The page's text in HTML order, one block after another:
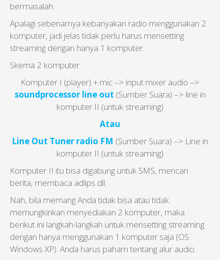
bermasalah.
Apalagi sebenarnya kebanyakan radio menggunakan 2
komputer, jadi jelas tidak perlu harus mensetting
streaming dengan hanya 1 komputer.
Skema 2 komputer :
Komputer I (player) + mic –> input mixer audio –>
soundprocessor line out (Sumber Suara) –> line in
komputer II (untuk streaming)
Atau
Line Out Tuner radio FM (Sumber Suara) –> Line in
komputer II (untuk streaming)
Komputer II itu bisa digabung untuk SMS, mencari
berita, membaca adlips dll.
Nah, bila memang Anda tidak bisa atau tidak
memungkinkan menyediakan 2 komputer, maka
berikut ini langkah-langkah untuk mensetting streaming
dengan hanya menggunakan 1 komputer saja (OS :
Windows XP). Anda harus paham tentang alur audio.